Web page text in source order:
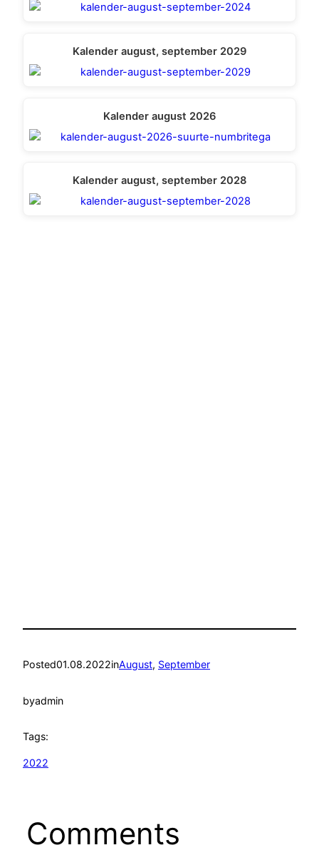
Kalender august, september 2029
Kalender august 2026
Kalender august, september 2028
Posted01.08.2022inAugust, September
byadmin
Tags:
2022
Comments